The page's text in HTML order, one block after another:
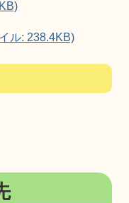
ル: 238.4KB)